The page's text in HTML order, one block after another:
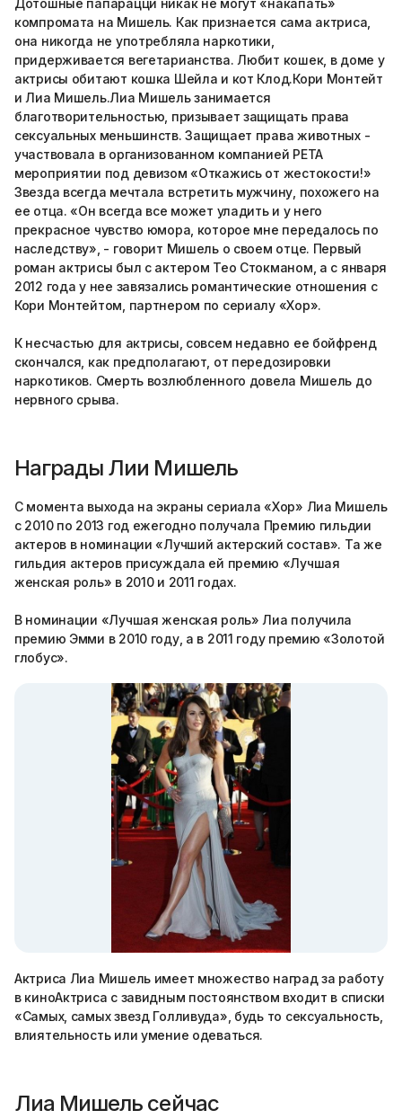
Дотошные папарацци никак не могут «накапать»
компромата на Мишель. Как признается сама актриса,
она никогда не употребляла наркотики,
придерживается вегетарианства. Любит кошек, в доме у
актрисы обитают кошка Шейла и кот Клод.Кори Монтейт
и Лиа Мишель.Лиа Мишель занимается
благотворительностью, призывает защищать права
сексуальных меньшинств. Защищает права животных -
участвовала в организованном компанией PETA
мероприятии под девизом «Откажись от жестокости!»
Звезда всегда мечтала встретить мужчину, похожего на
ее отца. «Он всегда все может уладить и у него
прекрасное чувство юмора, которое мне передалось по
наследству», - говорит Мишель о своем отце. Первый
роман актрисы был с актером Тео Стокманом, а с января
2012 года у нее завязались романтические отношения с
Кори Монтейтом, партнером по сериалу «Хор».
К несчастью для актрисы, совсем недавно ее бойфренд
скончался, как предполагают, от передозировки
наркотиков. Смерть возлюбленного довела Мишель до
нервного срыва.
Награды Лии Мишель
С момента выхода на экраны сериала «Хор» Лиа Мишель
с 2010 по 2013 год ежегодно получала Премию гильдии
актеров в номинации «Лучший актерский состав». Та же
гильдия актеров присуждала ей премию «Лучшая
женская роль» в 2010 и 2011 годах.
В номинации «Лучшая женская роль» Лиа получила
премию Эмми в 2010 году, а в 2011 году премию «Золотой
глобус».
Актриса Лиа Мишель имеет множество наград за работу
в киноАктриса с завидным постоянством входит в списки
«Самых, самых звезд Голливуда», будь то сексуальность,
влиятельность или умение одеваться.
Лиа Мишель сейчас